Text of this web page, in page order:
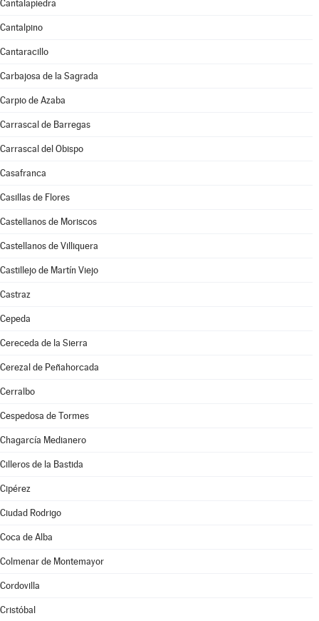
Cantalapiedra
Cantalpino
Cantaracillo
Carbajosa de la Sagrada
Carpio de Azaba
Carrascal de Barregas
Carrascal del Obispo
Casafranca
Casillas de Flores
Castellanos de Moriscos
Castellanos de Villiquera
Castillejo de Martín Viejo
Castraz
Cepeda
Cereceda de la Sierra
Cerezal de Peñahorcada
Cerralbo
Cespedosa de Tormes
Chagarcía Medianero
Cilleros de la Bastida
Cipérez
Ciudad Rodrigo
Coca de Alba
Colmenar de Montemayor
Cordovilla
Cristóbal